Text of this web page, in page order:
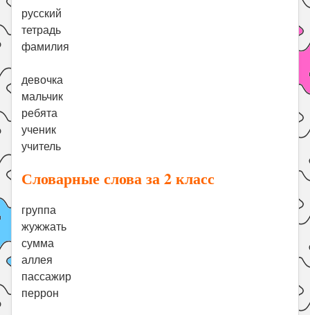
русский
тетрадь
фамилия
девочка
мальчик
ребята
ученик
учитель
Словарные слова за 2 класс
группа
жужжать
сумма
аллея
пассажир
перрон